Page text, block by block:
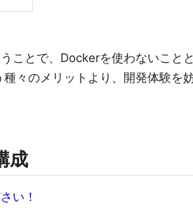
ことで、Dockerを使わないことと
々のメリットより、開発体験を
成
い！